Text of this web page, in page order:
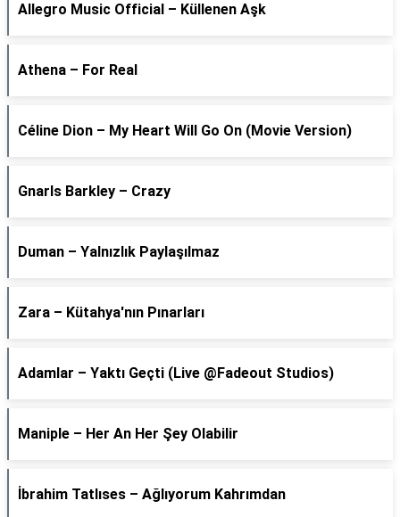
Allegro Music Official – Küllenen Aşk
Athena – For Real
Céline Dion – My Heart Will Go On (Movie Version)
Gnarls Barkley – Crazy
Duman – Yalnızlık Paylaşılmaz
Zara – Kütahya'nın Pınarları
Adamlar – Yaktı Geçti (Live @Fadeout Studios)
Maniple – Her An Her Şey Olabilir
İbrahim Tatlıses – Ağlıyorum Kahrımdan